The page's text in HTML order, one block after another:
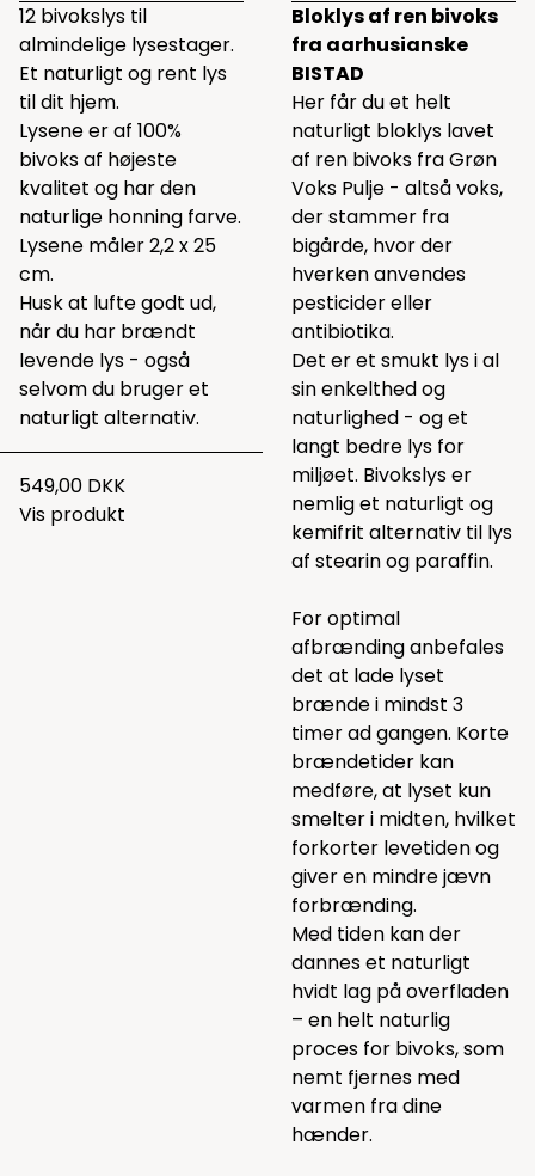
12 bivokslys til
almindelige lysestager.
Et naturligt og rent lys
til dit hjem.
Lysene er af 100%
bivoks af højeste
kvalitet og har den
naturlige honning farve.
Lysene måler 2,2 x 25
cm.
Husk at lufte godt ud,
når du har brændt
levende lys - også
selvom du bruger et
naturligt alternativ.
549,00 DKK
Vis produkt
Bloklys af ren bivoks
fra aarhusianske
BISTAD
Her får du et helt
naturligt bloklys lavet
af ren bivoks fra Grøn
Voks Pulje - altså voks,
der stammer fra
bigårde, hvor der
hverken anvendes
pesticider eller
antibiotika.
Det er et smukt lys i al
sin enkelthed og
naturlighed - og et
langt bedre lys for
miljøet. Bivokslys er
nemlig et naturligt og
kemifrit alternativ til lys
af stearin og paraffin.
For optimal
afbrænding anbefales
det at lade lyset
brænde i mindst 3
timer ad gangen. Korte
brændetider kan
medføre, at lyset kun
smelter i midten, hvilket
forkorter levetiden og
giver en mindre jævn
forbrænding.
Med tiden kan der
dannes et naturligt
hvidt lag på overfladen
– en helt naturlig
proces for bivoks, som
nemt fjernes med
varmen fra dine
hænder.